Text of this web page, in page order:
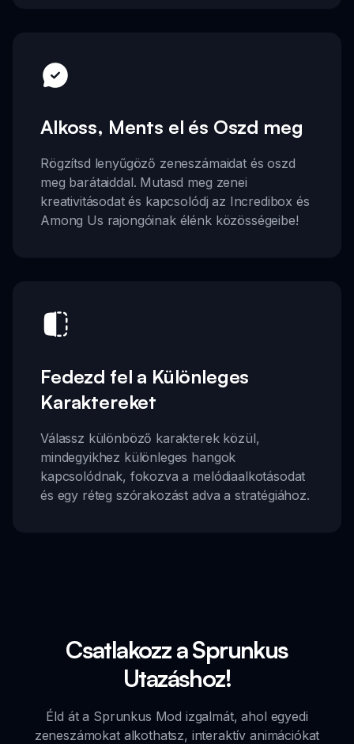
Alkoss, Ments el és Oszd meg
Rögzítsd lenyűgöző zeneszámaidat és oszd
meg barátaiddal. Mutasd meg zenei
kreativitásodat és kapcsolódj az Incredibox és
Among Us rajongóinak élénk közösségeibe!
Fedezd fel a Különleges
Karaktereket
Válassz különböző karakterek közül,
mindegyikhez különleges hangok
kapcsolódnak, fokozva a melódiaalkotásodat
és egy réteg szórakozást adva a stratégiához.
Csatlakozz a Sprunkus
Utazáshoz!
Éld át a Sprunkus Mod izgalmát, ahol egyedi
zeneszámokat alkothatsz, interaktív animációkat